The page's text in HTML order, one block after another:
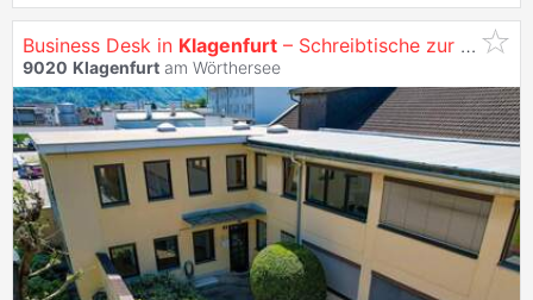
Business Desk in Klagenfurt – Schreibtische zur Miete
9020 Klagenfurt am Wörthersee